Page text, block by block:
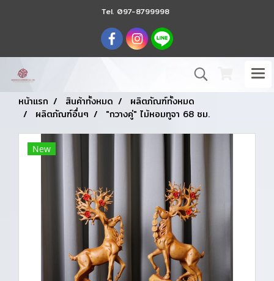
Tel. 097-8799998
หน้าแรก สินค้าทั้งหมด
ผลิตภัณฑ์ทั้งหมด
ผลิตภัณฑ์อื่นๆ
"กวางคู่" ไม้หอมทูจา 68 ซม.
New